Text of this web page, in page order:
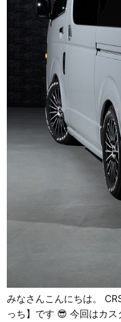
みなさんこんにちは。
っち】です 😎 今回はカ